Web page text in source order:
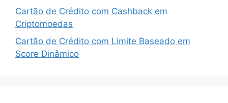
Cartão de Crédito com Cashback em
Criptomoedas
Cartão de Crédito com Limite Baseado em
Score Dinâmico